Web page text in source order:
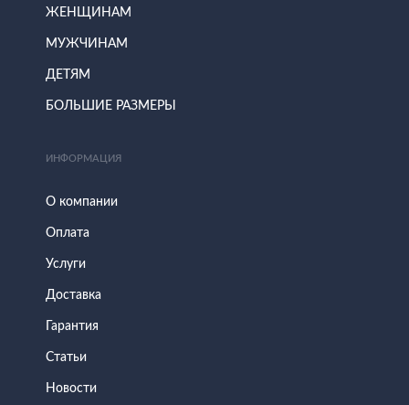
ЖЕНЩИНАМ
МУЖЧИНАМ
ДЕТЯМ
БОЛЬШИЕ РАЗМЕРЫ
ИНФОРМАЦИЯ
О компании
Оплата
Услуги
Доставка
Гарантия
Статьи
Новости